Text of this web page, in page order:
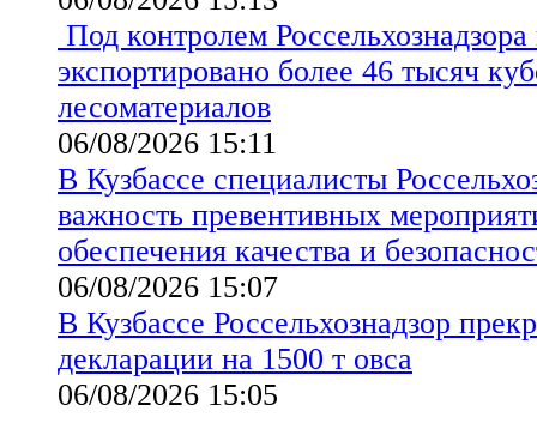
Под контролем Россельхознадзора
экспортировано более 46 тысяч
лесоматериалов
06/08/2026 15:11
В Кузбассе специалисты
важность превентивных
обеспечения качества и
06/08/2026 15:07
В Кузбассе Россельхознадзор
декларации на 1500 т овса
06/08/2026 15:05